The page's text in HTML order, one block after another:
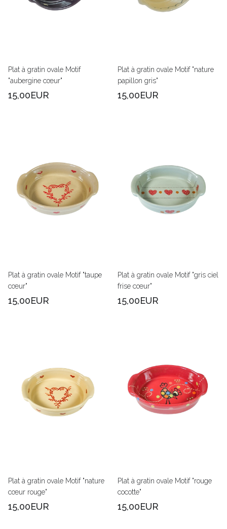
Plat à gratin ovale Motif
"aubergine cœur"
15,00EUR
Plat à gratin ovale Motif "nature
papillon gris"
15,00EUR
Plat à gratin ovale Motif "taupe
cœur"
15,00EUR
Plat à gratin ovale Motif "gris ciel
frise cœur"
15,00EUR
Plat à gratin ovale Motif "nature
cœur rouge"
15,00EUR
Plat à gratin ovale Motif "rouge
cocotte"
15,00EUR